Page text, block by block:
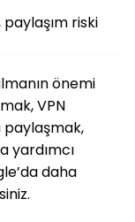
riski
önemi
VPN
paylaşmak,
yardımcı
daha